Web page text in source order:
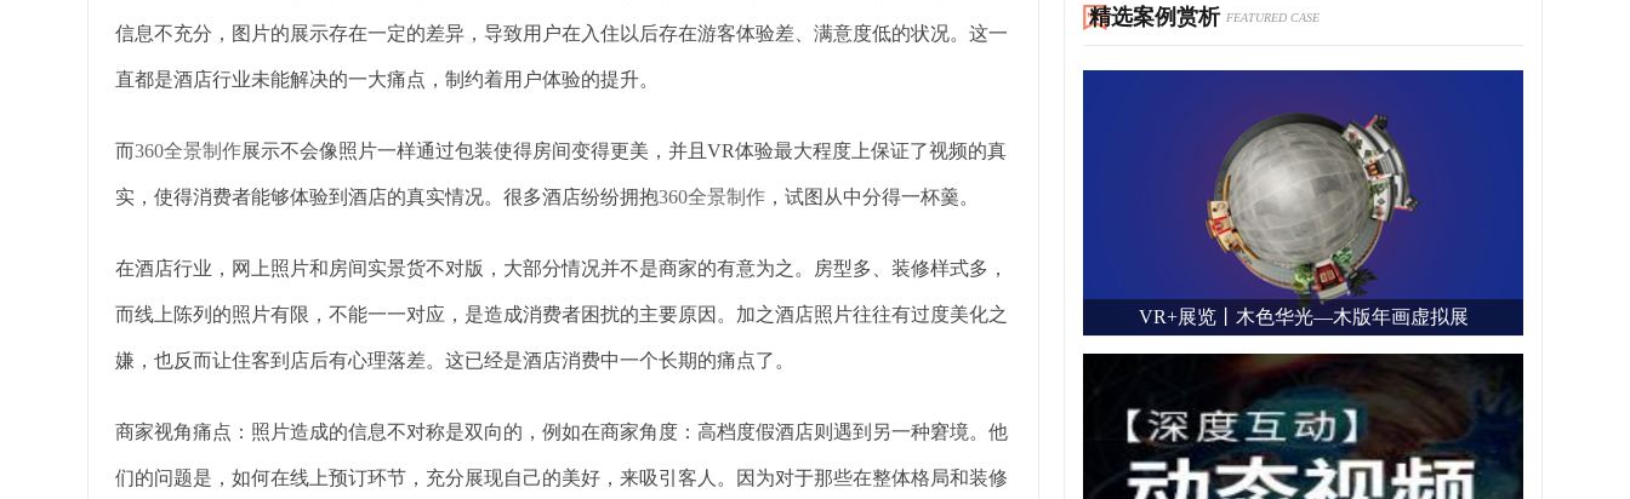
信息不充分，图片的展示存在一定的差异，导致用户在入住以后存在游客体验差、满意度低的状况。这一
直都是酒店行业未能解决的一大痛点，制约着用户体验的提升。
而360全景制作展示不会像照片一样通过包装使得房间变得更美，并且VR体验最大程度上保证了视频的真
实，使得消费者能够体验到酒店的真实情况。很多酒店纷纷拥抱360全景制作 ，试图从中分得一杯羹。
在酒店行业，网上照片和房间实景货不对版，大部分情况并不是商家的有意为之。房型多、装修样式多，
而线上陈列的照片有限，不能一一对应，是造成消费者困扰的主要原因。加之酒店照片往往有过度美化之
嫌，也反而让住客到店后有心理落差。这已经是酒店消费中一个长期的痛点了。
商家视角痛点：照片造成的信息不对称是双向的，例如在商家角度：高档度假酒店则遇到另一种窘境。他
们的问题是，如何在线上预订环节，充分展现自己的美好，来吸引客人。因为对于那些在整体格局和装修
精选案例赏析 FEATURED CASE
VR+展览丨木色华光—木版年画虚拟展